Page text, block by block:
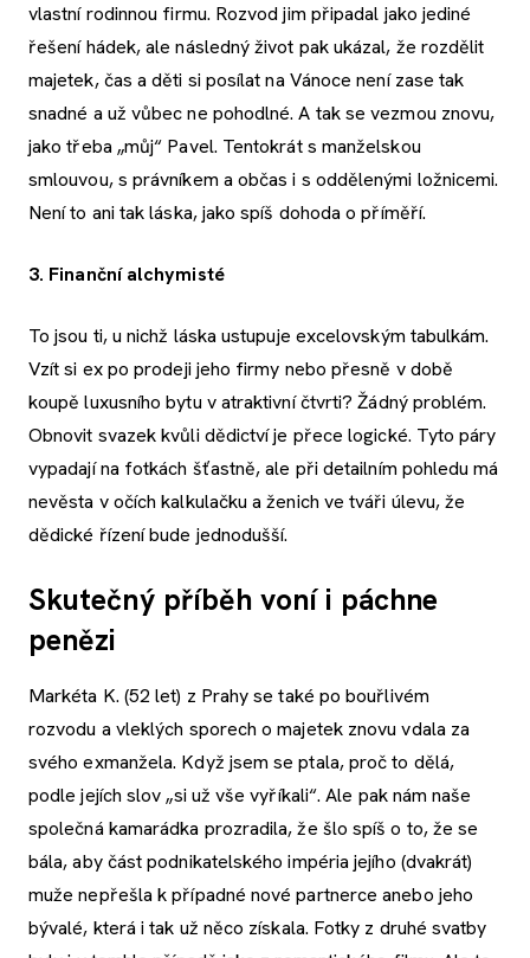
vlastní rodinnou firmu. Rozvod jim připadal jako jediné
řešení hádek, ale následný život pak ukázal, že rozdělit
majetek, čas a děti si posílat na Vánoce není zase tak
snadné a už vůbec ne pohodlné. A tak se vezmou znovu,
jako třeba „můj“ Pavel. Tentokrát s manželskou
smlouvou, s právníkem a občas i s oddělenými ložnicemi.
Není to ani tak láska, jako spíš dohoda o příměří.
3. Finanční alchymisté
To jsou ti, u nichž láska ustupuje excelovským tabulkám.
Vzít si ex po prodeji jeho firmy nebo přesně v době
koupě luxusního bytu v atraktivní čtvrti? Žádný problém.
Obnovit svazek kvůli dědictví je přece logické. Tyto páry
vypadají na fotkách šťastně, ale při detailním pohledu má
nevěsta v očích kalkulačku a ženich ve tváři úlevu, že
dědické řízení bude jednodušší.
Skutečný příběh voní i páchne
penězi
Markéta K. (52 let) z Prahy se také po bouřlivém
rozvodu a vleklých sporech o majetek znovu vdala za
svého exmanžela. Když jsem se ptala, proč to dělá,
podle jejích slov „si už vše vyříkali“. Ale pak nám naše
společná kamarádka prozradila, že šlo spíš o to, že se
bála, aby část podnikatelského impéria jejího (dvakrát)
muže nepřešla k případné nové partnerce anebo jeho
bývalé, která i tak už něco získala. Fotky z druhé svatby